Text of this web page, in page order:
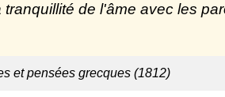
de l'âme avec les
et pensées grecques (1812)